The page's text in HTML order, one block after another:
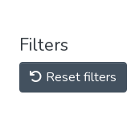
Filters
Reset filters